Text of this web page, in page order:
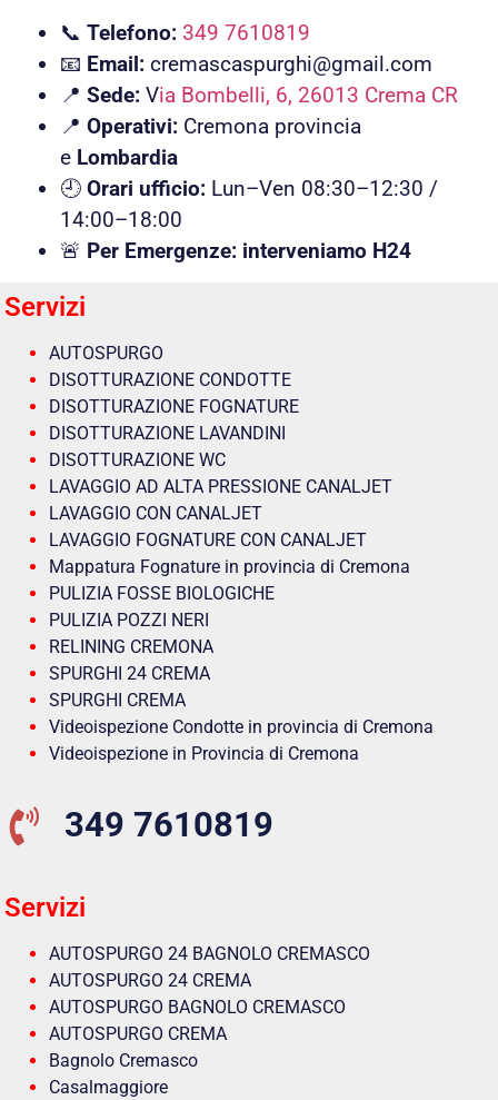
📞 Telefono: 349 7610819
📧 Email: cremascaspurghi@gmail.com
📍 Sede: Via Bombelli, 6, 26013 Crema CR
📍 Operativi: Cremona provincia
e Lombardia
🕘 Orari ufficio: Lun–Ven 08:30–12:30 /
14:00–18:00
🚨 Per Emergenze: interveniamo H24
Servizi
AUTOSPURGO
DISOTTURAZIONE CONDOTTE
DISOTTURAZIONE FOGNATURE
DISOTTURAZIONE LAVANDINI
DISOTTURAZIONE WC
LAVAGGIO AD ALTA PRESSIONE CANALJET
LAVAGGIO CON CANALJET
LAVAGGIO FOGNATURE CON CANALJET
Mappatura Fognature in provincia di Cremona
PULIZIA FOSSE BIOLOGICHE
PULIZIA POZZI NERI
RELINING CREMONA
SPURGHI 24 CREMA
SPURGHI CREMA
Videoispezione Condotte in provincia di Cremona
Videoispezione in Provincia di Cremona
349 7610819
Servizi
AUTOSPURGO 24 BAGNOLO CREMASCO
AUTOSPURGO 24 CREMA
AUTOSPURGO BAGNOLO CREMASCO
AUTOSPURGO CREMA
Bagnolo Cremasco
Casalmaggiore